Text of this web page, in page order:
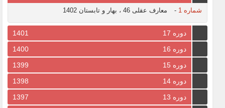
شماره 1 - معارف عقلی 46 ، بهار و تابستان 1402
دوره 17
1401
دوره 16
1400
دوره 15
1399
دوره 14
1398
دوره 13
1397